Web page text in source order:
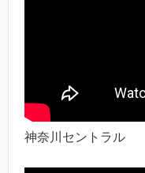
神奈川セントラル